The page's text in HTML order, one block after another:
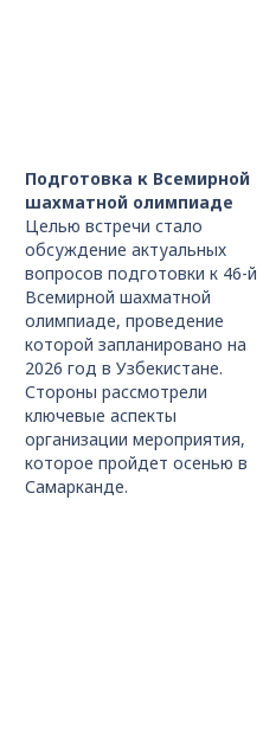
Подготовка к Всемирной
шахматной олимпиаде
Целью встречи стало
обсуждение актуальных
вопросов подготовки к 46-й
Всемирной шахматной
олимпиаде, проведение
которой запланировано на
2026 год в Узбекистане.
Стороны рассмотрели
ключевые аспекты
организации мероприятия,
которое пройдет осенью в
Самарканде.